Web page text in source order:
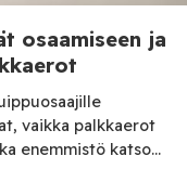
osaamiseen ja
vaikka palkkaerot
enemmistö katsoo
Suomalaiset